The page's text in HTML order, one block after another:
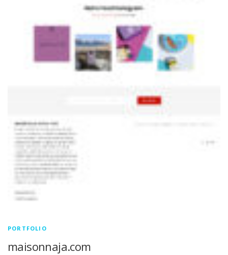
PORTFOLIO
maisonnaja.com